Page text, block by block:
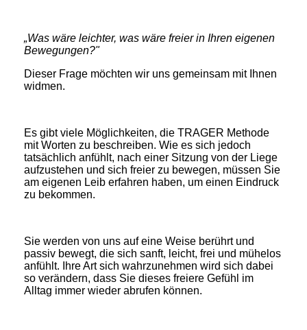
„Was wäre leichter, was wäre freier in Ihren eigenen
Bewegungen?"
Dieser Frage möchten wir uns gemeinsam mit Ihnen
widmen.
Es gibt viele Möglichkeiten, die TRAGER Methode
mit Worten zu beschreiben. Wie es sich jedoch
tatsächlich anfühlt, nach einer Sitzung von der Liege
aufzustehen und sich freier zu bewegen, müssen Sie
am eigenen Leib erfahren haben, um einen Eindruck
zu bekommen.
Sie werden von uns auf eine Weise berührt und
passiv bewegt, die sich sanft, leicht, frei und mühelos
anfühlt. Ihre Art sich wahrzunehmen wird sich dabei
so verändern, dass Sie dieses freiere Gefühl im
Alltag immer wieder abrufen können.